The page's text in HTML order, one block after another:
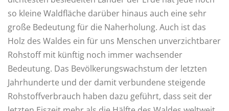
so kleine Waldfläche darüber hinaus auch eine sehr
große Bedeutung für die Naherholung. Auch ist das
Holz des Waldes ein für uns Menschen unverzichtbarer
Rohstoff mit künftig noch immer wachsender
Bedeutung. Das Bevölkerungswachstum der letzten
Jahrhunderte und der damit verbundene steigende
Rohstoffverbrauch haben dazu geführt, dass seit der